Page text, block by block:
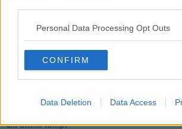
Personal Data Processing Opt Outs
CONFIRM
Data Deletion Data Access
Il disprezzo del mondo
Beneficenza
L'inganno
Verso l'immortalità
Stanchezza (della guerra)
​DIZIONARIO (ottava puntata) (politica e
Gli ultimi tempi